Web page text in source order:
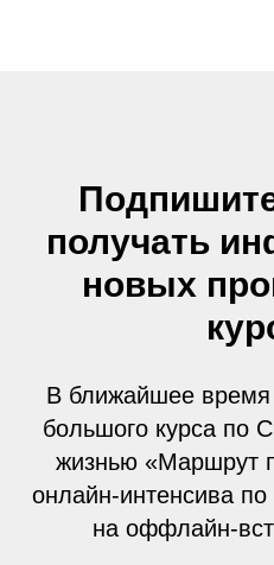
получать
новых
В ближайшее
большого курса по
жизнью «Маршрут
онлайн-интенсива по
на оффлайн-